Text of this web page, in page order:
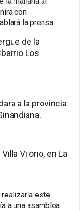
con
la prensa.
de la
Los
a la provincia
Vilorio, en La
realizaría este
a una asamblea